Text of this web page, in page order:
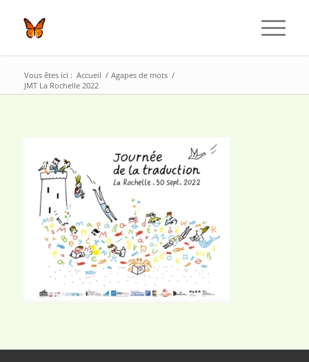
Vous êtes ici : Accueil / Agapes de mots /
JMT La Rochelle 2022